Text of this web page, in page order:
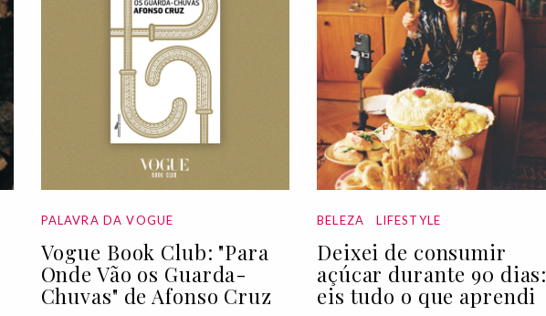
PALAVRA DA VOGUE
Vogue Book Club: "Para
Onde Vão os Guarda-
Chuvas" de Afonso Cruz
BELEZA LIFESTYLE
Deixei de consumir
açúcar durante 90 dias:
eis tudo o que aprendi